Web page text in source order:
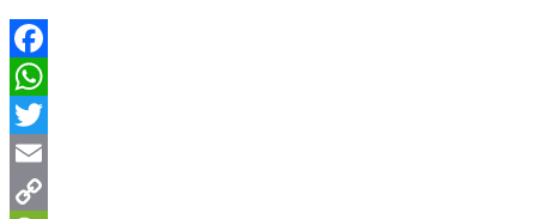
Facebook
WhatsApp
Twitter
Email